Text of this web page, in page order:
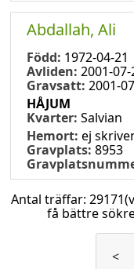
Abdallah, Ali
Född: 1972-04-21
Avliden: 2001-
Gravsatt: 2001-
HÅJUM
Kvarter: Salvian
Hemort: ej
Gravplats: 8953
Antal träffar: 29171
få bättre
<